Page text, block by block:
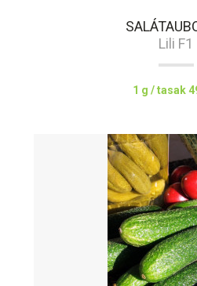
Lili F1
1 g / tasak